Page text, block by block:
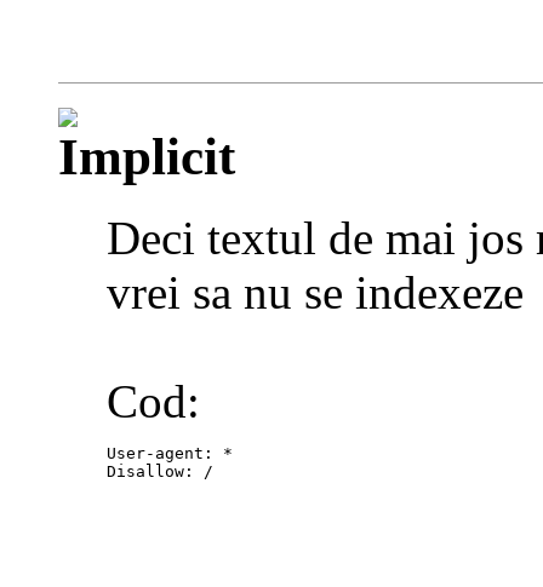
Deci textul de mai jos
vrei sa nu se indexeze
Cod:
User-agent: *
Disallow: /